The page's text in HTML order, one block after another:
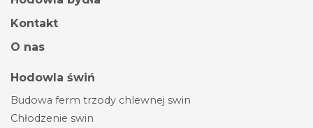
Kontakt
O nas
Hodowla świń
Budowa ferm trzody chlewnej swin
Chłodzenie swin